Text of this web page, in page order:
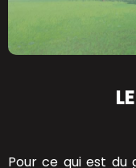
Pour ce qui est du